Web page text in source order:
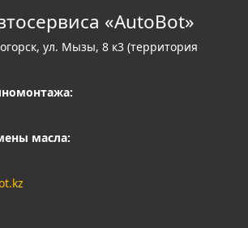
«AutoBot»
ул. Мызы, 8 к3 (территория
масла: